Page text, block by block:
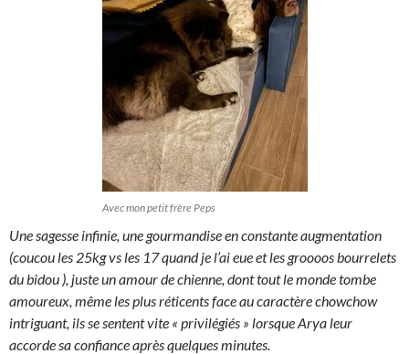
Avec mon petit frère Peps
Une sagesse infinie, une gourmandise en constante augmentation
(coucou les 25kg vs les 17 quand je l’ai eue et les groooos bourrelets
du bidou ), juste un amour de chienne, dont tout le monde tombe
amoureux, même les plus réticents face au caractère chowchow
intriguant, ils se sentent vite « privilégiés » lorsque Arya leur
accorde sa confiance après quelques minutes.